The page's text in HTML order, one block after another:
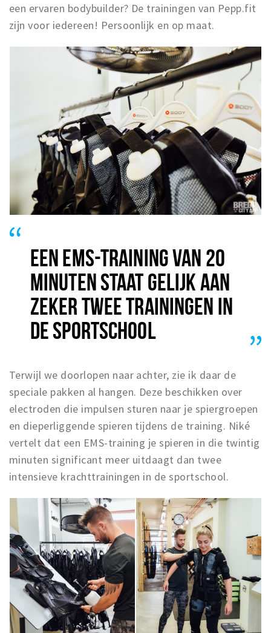
een ervaren bodybuilder? De trainingen van Pepp.fit
zijn voor iedereen! Persoonlijk en op maat.
EEN EMS-TRAINING VAN 20
MINUTEN STAAT GELIJK AAN
ZEKER TWEE TRAININGEN IN
DE SPORTSCHOOL
Terwijl we doorlopen naar achter, zie ik daar de
speciale pakken al hangen. Deze beschikken over
electroden die impulsen sturen naar je spiergroepen
en dieperliggende spieren tijdens de training. Niké
vertelt dat een EMS-training je spieren in die twintig
minuten significant meer uitdaagt dan twee
intensieve krachttrainingen in de sportschool.